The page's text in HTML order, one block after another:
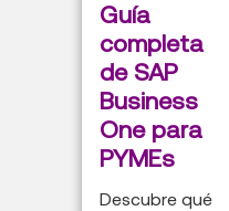
Guía
completa
de SAP
Business
One para
PYMEs
Descubre qué